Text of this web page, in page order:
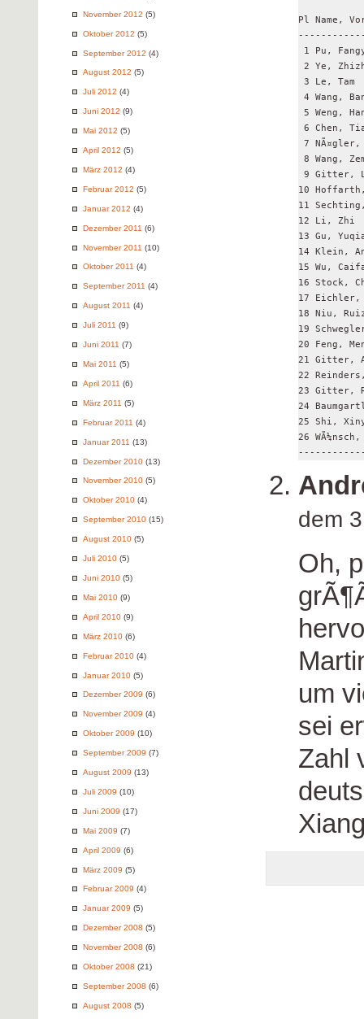
November 2012 (5)
Oktober 2012 (5)
September 2012 (4)
August 2012 (5)
Juli 2012 (4)
Juni 2012 (9)
Mai 2012 (5)
April 2012 (5)
März 2012 (4)
Februar 2012 (5)
Januar 2012 (4)
Dezember 2011 (6)
November 2011 (10)
Oktober 2011 (4)
September 2011 (4)
August 2011 (4)
Juli 2011 (9)
Juni 2011 (7)
Mai 2011 (5)
April 2011 (6)
März 2011 (5)
Februar 2011 (4)
Januar 2011 (13)
Dezember 2010 (13)
November 2010 (5)
Oktober 2010 (4)
September 2010 (15)
August 2010 (5)
Juli 2010 (5)
Juni 2010 (5)
Mai 2010 (9)
April 2010 (9)
März 2010 (6)
Februar 2010 (4)
Januar 2010 (5)
Dezember 2009 (6)
November 2009 (4)
Oktober 2009 (10)
September 2009 (7)
August 2009 (13)
Juli 2009 (10)
Juni 2009 (17)
Mai 2009 (7)
April 2009 (6)
März 2009 (5)
Februar 2009 (4)
Januar 2009 (5)
Dezember 2008 (5)
November 2008 (6)
Oktober 2008 (21)
September 2008 (6)
August 2008 (5)
Pl Name,
1 Pu,
2 Ye,
3 Le,
4 Wang,
5 Weng,
6 Chen,
7
8 Wang,
9 Gitter,
10
11
12 Li, Zhi
13 Gu,
14 Klein,
15 Wu,
16 Stock,
17
18 Niu,
19
20 Feng,
21 Gitter,
22
23 Gitter,
24
25 Shi,
26
dem
Oh,
um
sei
Zahl